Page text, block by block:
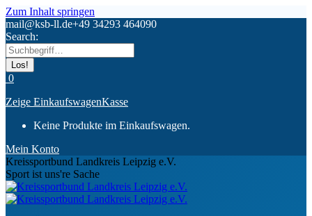
Zum Inhalt springen
mail@ksb-ll.de+49 34293 464090
Search:
0
Zeige EinkaufswagenKasse
Keine Produkte im Einkaufswagen.
Mein Konto
Kreissportbund Landkreis Leipzig e.V.
Sport ist uns're Sache